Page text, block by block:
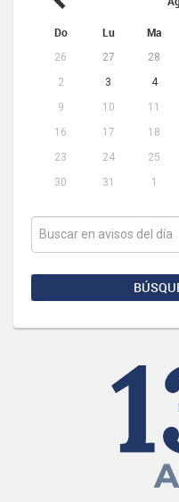
Do Lu Ma
26 27 28
2
3 4
9
10 11
16
17 18
23
24 25
30
31 1